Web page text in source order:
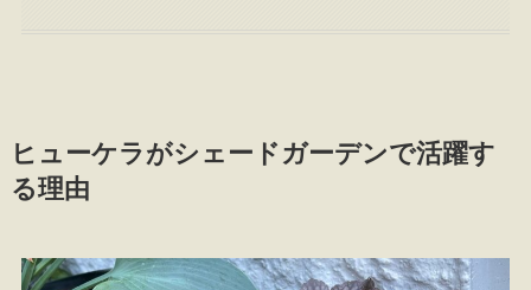
ヒューケラがシェードガーデンで活躍す
る理由